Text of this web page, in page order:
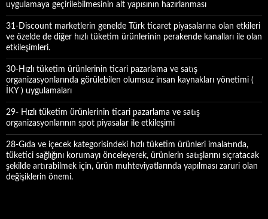
uygulamaya geçirilebilmesinin alt yapısının hazırlanması
31-Discount marketlerin genelde Türk ticaret piyasalarına olan etkileri
ve özelde de diğer hızlı tüketim ürünlerinin perakende kanalları ile olan
etkileşimleri.
30-Hızlı tüketim ürünlerinin ticari pazarlama ve satış
organizasyonlarında görülebilen olumsuz insan kaynakları yönetimi (
İKY ) uygulamaları
29- Hızlı tüketim ürünlerinin ticari pazarlama ve satış
organizasyonlarının spot piyasalar ile etkileşimi
28-Gıda ve içecek kategorisindeki hızlı tüketim ürünleri imalatında,
tüketici sağlığını korumayı önceleyerek, ürünlerin satışlarını sıçratacak
şekilde artırabilmek için, ürün muhteviyatlarında yapılması zaruri olan
değişiklerin önemi.